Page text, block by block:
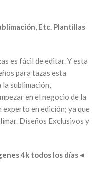
Etc. Plantillas
es fácil de editar. Y esta
para tazas esta
la sublimación,
en el negocio de la
experto en edición; ya que
Diseños Exclusivos y
4k todos los días◄